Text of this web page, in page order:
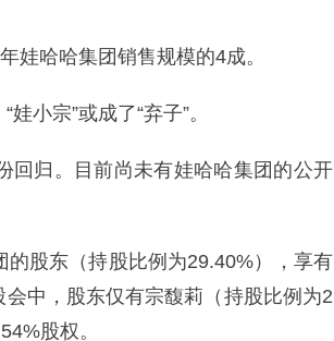
娃哈哈集团销售规模的4成。
小宗”或成了“弃子”。
回归。目前尚未有娃哈哈集团的公开
股东（持股比例为29.40%），享有
中，股东仅有宗馥莉（持股比例为2
股权。